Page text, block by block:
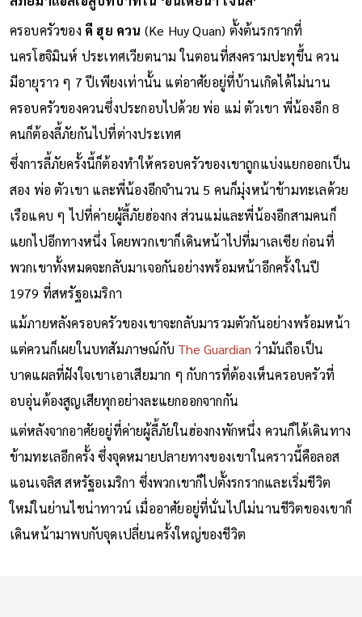
ครอบครัวของ คี ฮุย ควน (Ke Huy Quan) ตั้งต้นรกรากที่
นครโฮจิมินห์ ประเทศเวียตนาม ในตอนที่สงครามปะทุขึ้น ควน
มีอายุราว ๆ 7 ปีเพียงเท่านั้น แต่อาศัยอยู่ที่บ้านเกิดได้ไม่นาน
ครอบครัวของควนซึ่งประกอบไปด้วย พ่อ แม่ ตัวเขา พี่น้องอีก 8
คนก็ต้องลี้ภัยกันไปที่ต่างประเทศ
ซึ่งการลี้ภัยครั้งนี้ก็ต้องทำให้ครอบครัวของเขาถูกแบ่งแยกออกเป็น
สอง พ่อ ตัวเขา และพี่น้องอีกจำนวน 5 คนก็มุ่งหน้าข้ามทะเลด้วย
เรือแคบ ๆ ไปที่ค่ายผู้ลี้ภัยฮ่องกง ส่วนแม่และพี่น้องอีกสามคนก็
แยกไปอีกทางหนึ่ง โดยพวกเขาก็เดินหน้าไปที่มาเลเซีย ก่อนที่
พวกเขาทั้งหมดจะกลับมาเจอกันอย่างพร้อมหน้าอีกครั้งในปี
1979 ที่สหรัฐอเมริกา
แม้ภายหลังครอบครัวของเขาจะกลับมารวมตัวกันอย่างพร้อมหน้า
แต่ควนก็เผยในบทสัมภาษณ์กับ The Guardian ว่ามันถือเป็น
บาดแผลที่ฝังใจเขาเอาเสียมาก ๆ กับการที่ต้องเห็นครอบครัวที่
อบอุ่นต้องสูญเสียทุกอย่างละแยกออกจากกัน
แต่หลังจากอาศัยอยู่ที่ค่ายผู้ลี้ภัยในฮ่องกงพักหนึ่ง ควนก็ได้เดินทาง
ข้ามทะเลอีกครั้ง ซึ่งจุดหมายปลายทางของเขาในคราวนี้คือลอส
แอนเจลิส สหรัฐอเมริกา ซึ่งพวกเขาก็ไปตั้งรกรากและเริ่มชีวิต
ใหม่ในย่านไชน่าทาวน์ เมื่ออาศัยอยู่ที่นั่นไปไม่นานชีวิตของเขาก็
เดินหน้ามาพบกับจุดเปลี่ยนครั้งใหญ่ของชีวิต